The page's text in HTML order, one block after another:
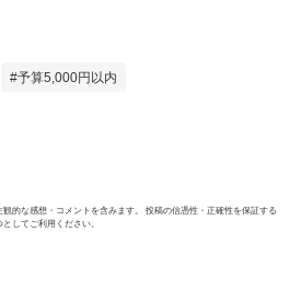
止 かわいい 韓国子
予算5,000円以内
的な感想・コメントを含みます。 投稿の信憑性・正確性を保証する
してご利用ください。